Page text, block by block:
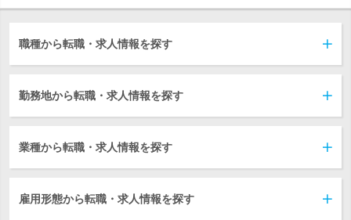
職種から転職・求人情報を探す
勤務地から転職・求人情報を探す
業種から転職・求人情報を探す
雇用形態から転職・求人情報を探す